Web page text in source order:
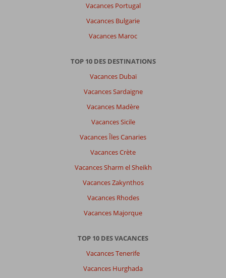
Vacances Portugal
Vacances Bulgarie
Vacances Maroc
TOP 10 DES DESTINATIONS
Vacances Dubaï
Vacances Sardaigne
Vacances Madère
Vacances Sicile
Vacances Îles Canaries
Vacances Crète
Vacances Sharm el Sheikh
Vacances Zakynthos
Vacances Rhodes
Vacances Majorque
TOP 10 DES VACANCES
Vacances Tenerife
Vacances Hurghada